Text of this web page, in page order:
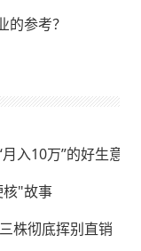
的参考？
入10万”的好生意？
核"故事
株彻底挥别直销